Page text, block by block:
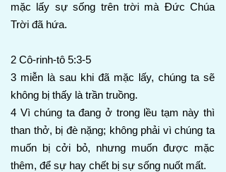
mặc lấy sự sống trên trời mà Đức Chúa
Trời đã hứa.
2 Cô-rinh-tô 5:3-5
3 miễn là sau khi đã mặc lấy, chúng ta sẽ
không bị thấy là trần truồng.
4 Vì chúng ta đang ở trong lều tạm này thì
than thở, bị đè nặng; không phải vì chúng ta
muốn bị cởi bỏ, nhưng muốn được mặc
thêm, để sự hay chết bị sự sống nuốt mất.